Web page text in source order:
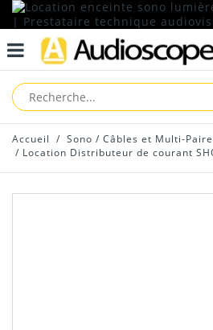
Accueil / Sono / Câbles et Multi-
/ Location Distributeur de courant